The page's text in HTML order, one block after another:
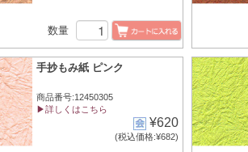
数量
手抄もみ紙 ピンク
商品番号:12450305
▶詳しくはこちら
¥620
(税込価格:¥682)